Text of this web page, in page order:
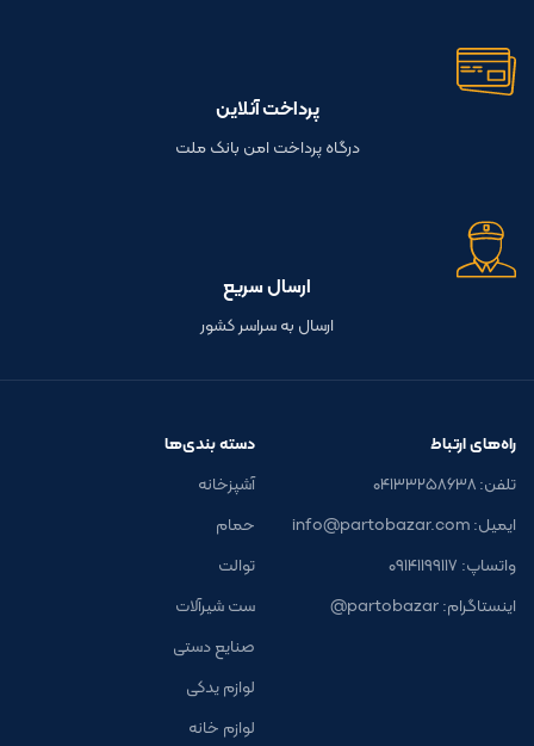
پرداخت آنلاین
درگاه پرداخت امن بانک ملت
ارسال سریع
ارسال به سراسر کشور
راه‌های ارتباط
تلفن: ۰۴۱۳۳۲۵۸۶۳۸
ایمیل: info@partobazar.com
واتساپ: ۰۹۱۴۱۱۹۹۱۱۷
اینستاگرام: partobazar@
دسته بندی‌ها
آشپزخانه
حمام
توالت
ست شیرآلات
صنایع دستی
لوازم یدکی
لوازم خانه